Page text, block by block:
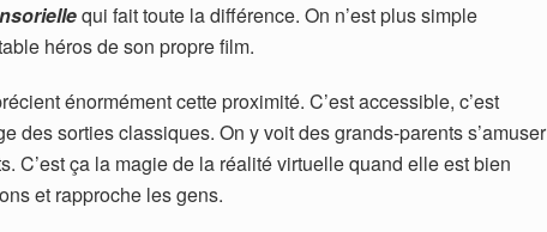
qui fait toute la différence. On n’est plus simple
héros de son propre film.
énormément cette proximité. C’est accessible, c’est
des sorties classiques. On y voit des grands-parents s’amuser
C’est ça la magie de la réalité virtuelle quand elle est bien
et rapproche les gens.